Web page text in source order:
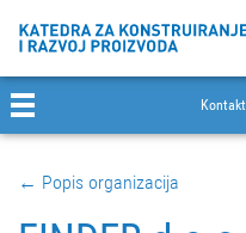
Kontakt
← Popis organizacija